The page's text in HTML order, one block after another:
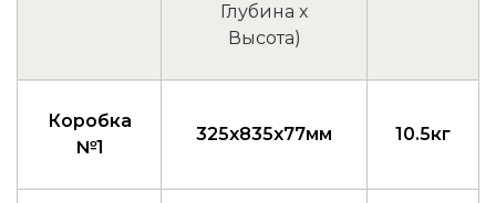
Глубина x
Высота)
Коробка
№1
325x835x77мм 10.5кг